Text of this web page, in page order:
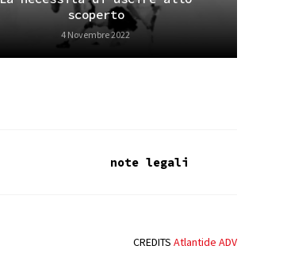
scoperto
4 Novembre 2022
note legali
CREDITS Atlantide ADV